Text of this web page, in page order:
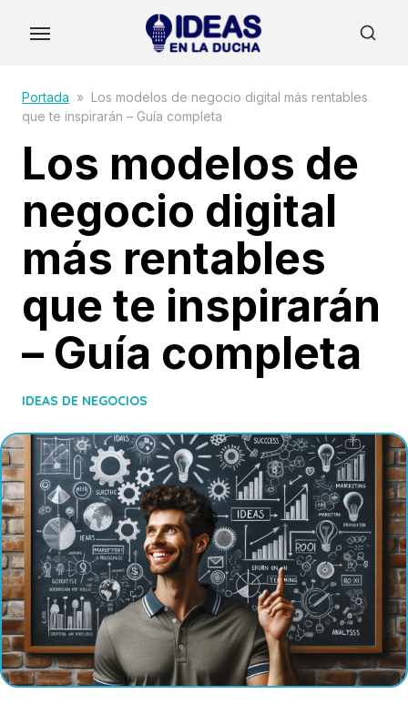
contentPortada » Los modelos de negocio digital más rentables
que te inspirarán – Guía completa
Los modelos de
negocio digital
más rentables
que te inspirarán
– Guía completa
IDEAS DE NEGOCIOS